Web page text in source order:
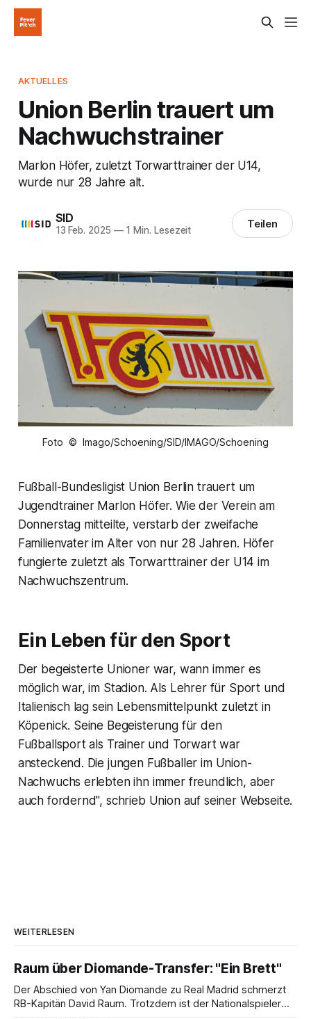
AKTUELLES
Union Berlin trauert um
Nachwuchstrainer
Marlon Höfer, zuletzt Torwarttrainer der U14,
wurde nur 28 Jahre alt.
SID
13 Feb. 2025 —1 Min. Lesezeit Teilen
Foto © Imago/Schoening/SID/IMAGO/Schoening
Fußball-Bundesligist Union Berlin trauert um
Jugendtrainer Marlon Höfer. Wie der Verein am
Donnerstag mitteilte, verstarb der zweifache
Familienvater im Alter von nur 28 Jahren. Höfer
fungierte zuletzt als Torwarttrainer der U14 im
Nachwuchszentrum.
Ein Leben für den Sport
Der begeisterte Unioner war, wann immer es
möglich war, im Stadion. Als Lehrer für Sport und
Italienisch lag sein Lebensmittelpunkt zuletzt in
Köpenick. Seine Begeisterung für den
Fußballsport als Trainer und Torwart war
ansteckend. Die jungen Fußballer im Union-
Nachwuchs erlebten ihn immer freundlich, aber
auch fordernd", schrieb Union auf seiner Webseite.
WEITERLESEN
Raum über Diomande-Transfer: "Ein Brett"
Der Abschied von Yan Diomande zu Real Madrid schmerzt
RB-Kapitän David Raum. Trotzdem ist der Nationalspieler